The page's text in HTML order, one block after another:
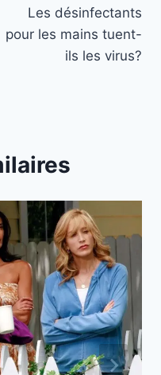
Les désinfectants
pour les mains tuent-
ils les virus?